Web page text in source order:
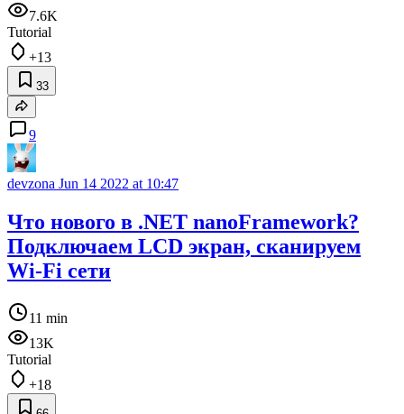
7.6K
Tutorial
+13
33
9
devzona Jun 14 2022 at 10:47
Что нового в .NET nanoFramework?
Подключаем LCD экран, сканируем
Wi-Fi сети
11 min
13K
Tutorial
+18